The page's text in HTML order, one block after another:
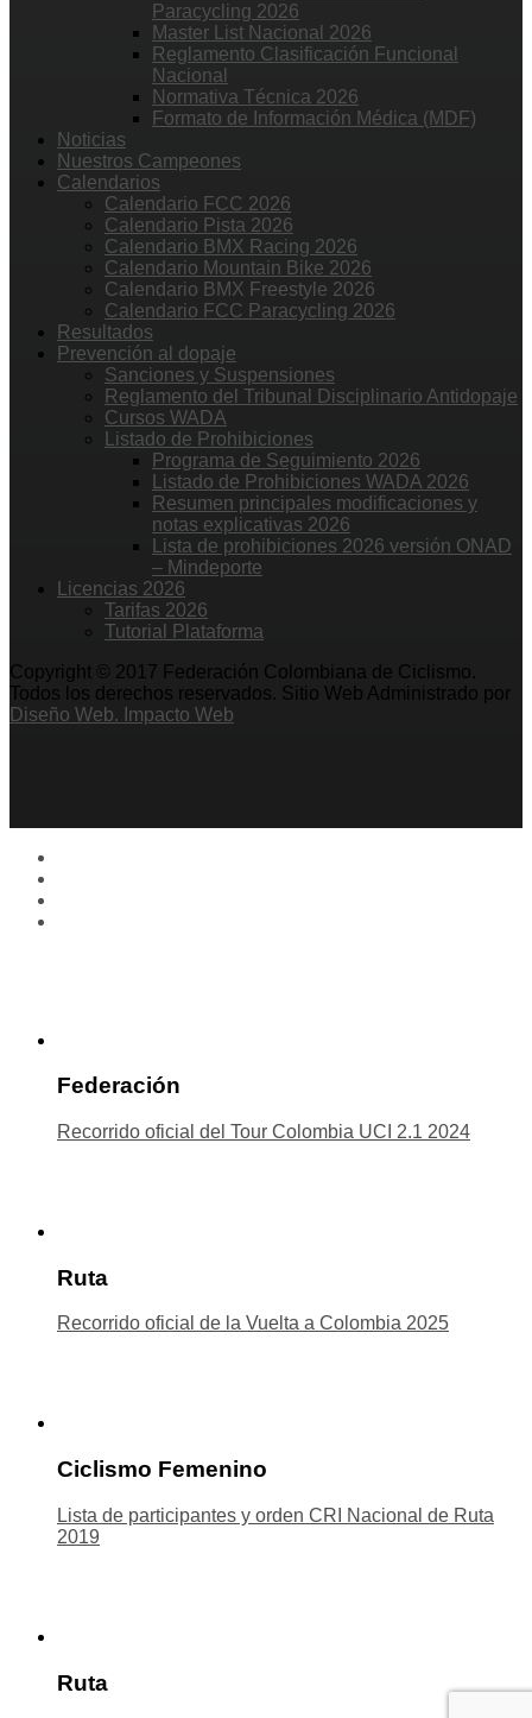
Paracycling 2026
Master List Nacional 2026
Reglamento Clasificación Funcional
Nacional
Normativa Técnica 2026
Formato de Información Médica (MDF)
Noticias
Nuestros Campeones
Calendarios
Calendario FCC 2026
Calendario Pista 2026
Calendario BMX Racing 2026
Calendario Mountain Bike 2026
Calendario BMX Freestyle 2026
Calendario FCC Paracycling 2026
Resultados
Prevención al dopaje
Sanciones y Suspensiones
Reglamento del Tribunal Disciplinario Antidopaje
Cursos WADA
Listado de Prohibiciones
Programa de Seguimiento 2026
Listado de Prohibiciones WADA 2026
Resumen principales modificaciones y
notas explicativas 2026
Lista de prohibiciones 2026 versión ONAD
– Mindeporte
Licencias 2026
Tarifas 2026
Tutorial Plataforma
Copyright © 2017 Federación Colombiana de Ciclismo.
Todos los derechos reservados. Sitio Web Administrado por
Diseño Web. Impacto Web
Federación
Recorrido oficial del Tour Colombia UCI 2.1 2024
Ruta
Recorrido oficial de la Vuelta a Colombia 2025
Ciclismo Femenino
Lista de participantes y orden CRI Nacional de Ruta
2019
Ruta